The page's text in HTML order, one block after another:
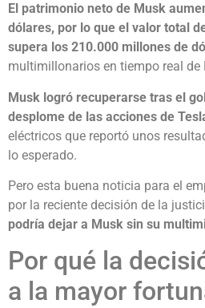
El patrimonio neto de Musk
dólares, por lo que el valor total
supera los 210.000 millones de
multimillonarios en tiempo real de
Musk logró recuperarse tras el
desplome de las acciones de
eléctricos que reportó unos
lo esperado.
Pero esta buena noticia para el
por la reciente decisión de la
podría dejar a Musk sin su
Por qué la
a la mayor